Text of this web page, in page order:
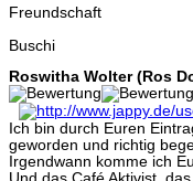
Freundschaft
Buschi
Roswitha Wolter (Ros
Ich bin durch Euren
geworden und richtig
Irgendwann komme ich